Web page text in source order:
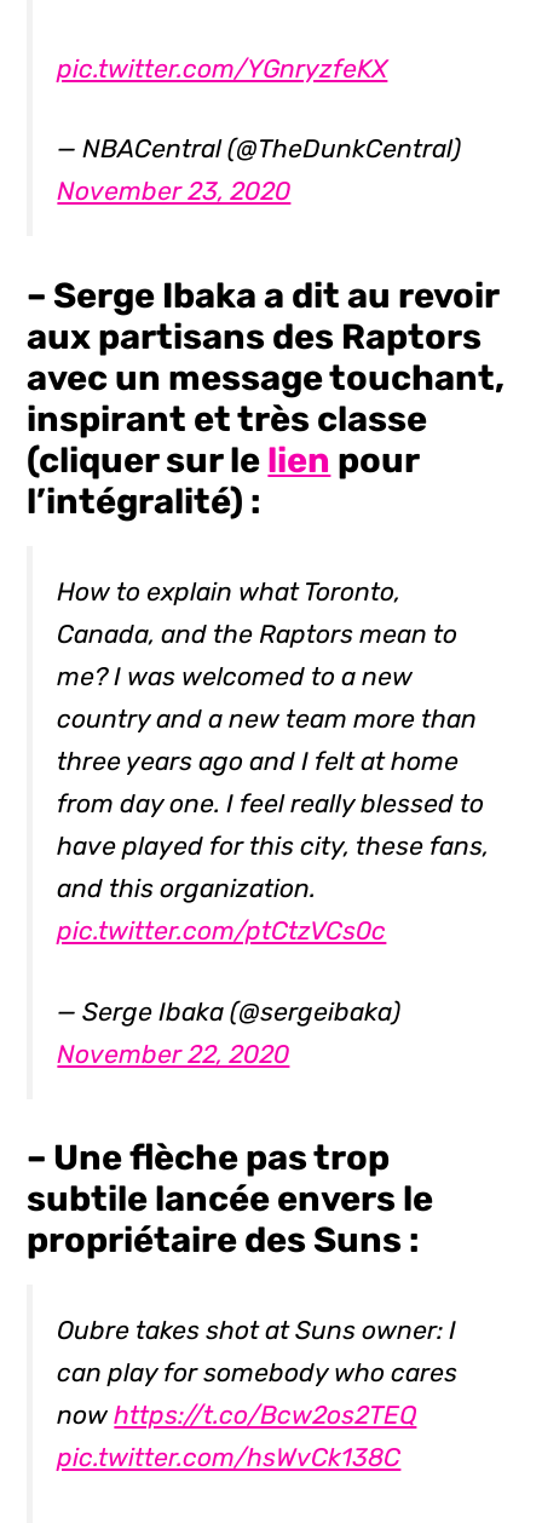
pic.twitter.com/YGnryzfeKX
— NBACentral (@TheDunkCentral)
November 23, 2020
– Serge Ibaka a dit au revoir
aux partisans des Raptors
avec un message touchant,
inspirant et très classe
(cliquer sur le lien pour
l’intégralité) :
How to explain what Toronto,
Canada, and the Raptors mean to
me? I was welcomed to a new
country and a new team more than
three years ago and I felt at home
from day one. I feel really blessed to
have played for this city, these fans,
and this organization.
pic.twitter.com/ptCtzVCs0c
— Serge Ibaka (@sergeibaka)
November 22, 2020
– Une flèche pas trop
subtile lancée envers le
propriétaire des Suns :
Oubre takes shot at Suns owner: I
can play for somebody who cares
nowhttps://t.co/Bcw2os2TEQ
pic.twitter.com/hsWvCk138C